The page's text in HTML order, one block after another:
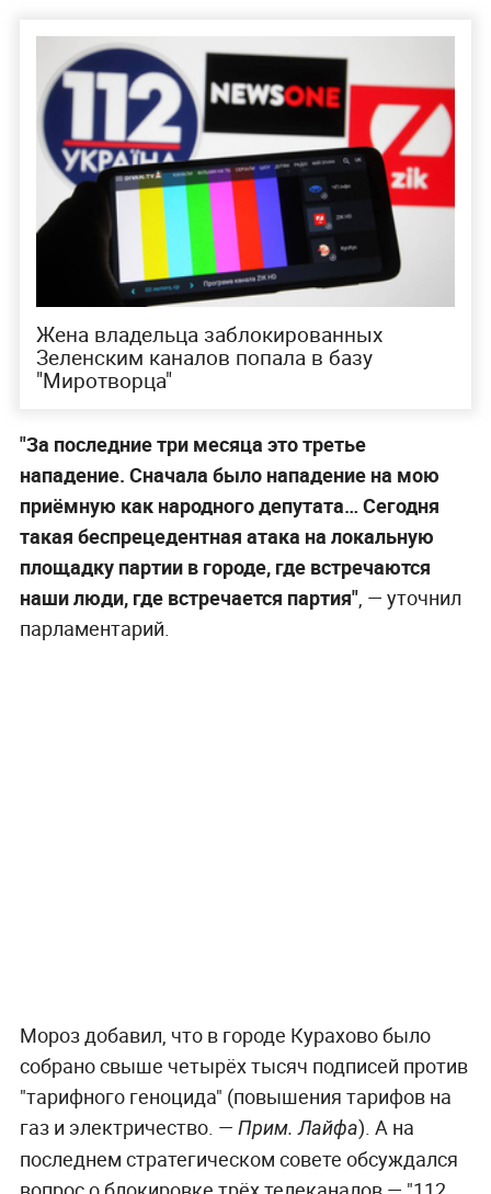
Жена владельца заблокированных
Зеленским каналов попала в базу
"Миротворца"
"За последние три месяца это третье
нападение. Сначала было нападение на мою
приёмную как народного депутата… Сегодня
такая беспрецедентная атака на локальную
площадку партии в городе, где встречаются
наши люди, где встречается партия", — уточнил
парламентарий.
Мороз добавил, что в городе Курахово было
собрано свыше четырёх тысяч подписей против
"тарифного геноцида" (повышения тарифов на
газ и электричество. — Прим. Лайфа). А на
последнем стратегическом совете обсуждался